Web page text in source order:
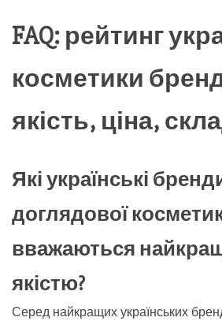
FAQ: рейтинг
косметики
якість, ціна,
Які українські
доглядової
вважаються
якістю?
Серед найкращих українських